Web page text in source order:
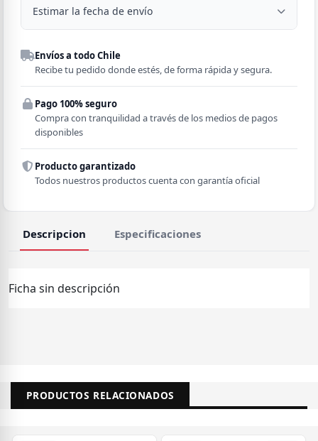
Estimar la fecha de envío
Despacho a domicilio
Región
Comuna
Envíos a todo Chile
Recibe tu pedido donde estés, de forma rápida y segura.
Pago 100% seguro
Compra con tranquilidad a través de los medios de pagos
disponibles
Producto garantizado
Todos nuestros productos cuenta con garantía oficial
Descripcion Especificaciones
Ficha sin descripción
PRODUCTOS RELACIONADOS